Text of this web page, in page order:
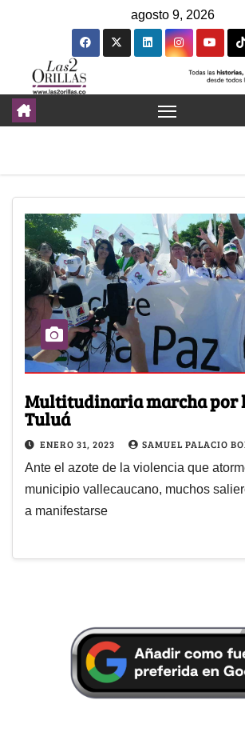
agosto 9, 2026
Multitudinaria marcha por
Tuluá
ENERO 31, 2023 SAMUEL PALACIO
Ante el azote de la violencia que
municipio vallecaucano, muchos
a manifestarse